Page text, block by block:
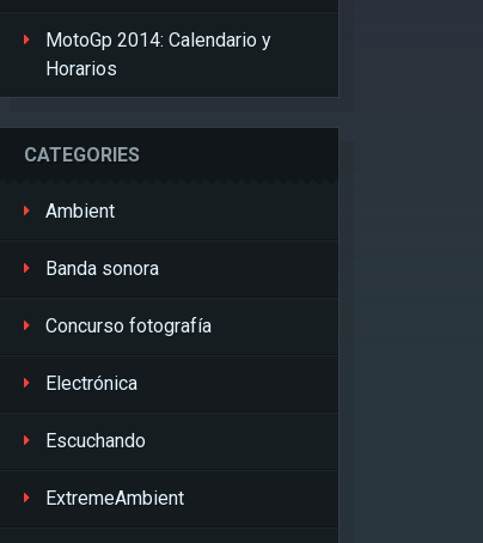
MotoGp 2014: Calendario y
Horarios
CATEGORIES
Ambient
Banda sonora
Concurso fotografía
Electrónica
Escuchando
ExtremeAmbient